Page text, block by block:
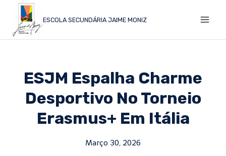
ESCOLA SECUNDÁRIA JAIME MONIZ
ESJM Espalha Charme
Desportivo No Torneio
Erasmus+ Em Itália
Março 30, 2026